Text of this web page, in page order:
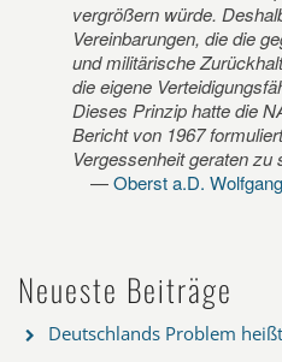
vergrößern würde.
Vereinbarungen, die die
und militärische
die eigene
Dieses Prinzip hatte die
Bericht von 1967
Vergessenheit geraten zu
Oberst a.D.
Neueste Beiträge
Deutschlands Problem